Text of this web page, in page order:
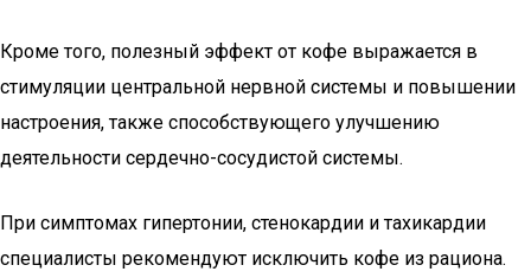
Кроме того, полезный эффект от кофе выражается в
стимуляции центральной нервной системы и повышении
настроения, также способствующего улучшению
деятельности сердечно-сосудистой системы.
При симптомах гипертонии, стенокардии и тахикардии
специалисты рекомендуют исключить кофе из рациона.